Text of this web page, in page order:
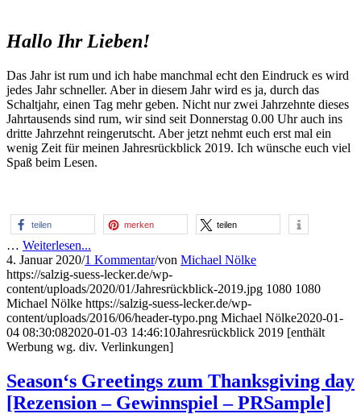
Hallo Ihr Lieben!
Das Jahr ist rum und ich habe manchmal echt den Eindruck es wird
jedes Jahr schneller. Aber in diesem Jahr wird es ja, durch das
Schaltjahr, einen Tag mehr geben. Nicht nur zwei Jahrzehnte dieses
Jahrtausends sind rum, wir sind seit Donnerstag 0.00 Uhr auch ins
dritte Jahrzehnt reingerutscht. Aber jetzt nehmt euch erst mal ein
wenig Zeit für meinen Jahresrückblick 2019. Ich wünsche euch viel
Spaß beim Lesen.
teilen merken teilen
… Weiterlesen...
4. Januar 2020/1 Kommentar/von Michael Nölke
https://salzig-suess-lecker.de/wp-
content/uploads/2020/01/Jahresrückblick-2019.jpg 1080 1080
Michael Nölke https://salzig-suess-lecker.de/wp-
content/uploads/2016/06/header-typo.png Michael Nölke2020-01-
04 08:30:082020-01-03 14:46:10Jahresrückblick 2019 [enthält
Werbung wg. div. Verlinkungen]
Season‘s Greetings zum Thanksgiving day
[Rezension – Gewinnspiel – PRSample]